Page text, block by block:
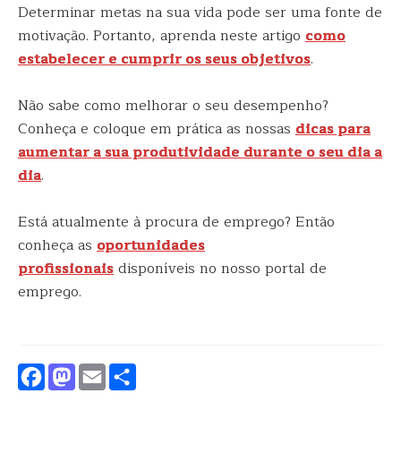
Determinar metas na sua vida pode ser uma fonte de
motivação. Portanto, aprenda neste artigo como
estabelecer e cumprir os seus objetivos.
Não sabe como melhorar o seu desempenho?
Conheça e coloque em prática as nossas dicas para
aumentar a sua produtividade durante o seu dia a
dia.
Está atualmente à procura de emprego? Então
conheça as oportunidades
profissionaisdisponíveis no nosso portal de
emprego.
Facebook
Mastodon
Email